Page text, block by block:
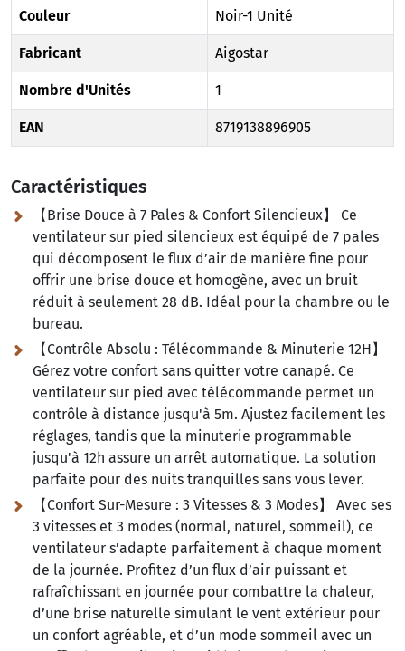
Couleur Noir-1 Unité
Fabricant Aigostar
Nombre d'Unités 1
EAN 8719138896905
Caractéristiques
【Brise Douce à 7 Pales & Confort Silencieux】 Ce
ventilateur sur pied silencieux est équipé de 7 pales
qui décomposent le flux d’air de manière fine pour
offrir une brise douce et homogène, avec un bruit
réduit à seulement 28 dB. Idéal pour la chambre ou le
bureau.
【Contrôle Absolu : Télécommande & Minuterie 12H】
Gérez votre confort sans quitter votre canapé. Ce
ventilateur sur pied avec télécommande permet un
contrôle à distance jusqu'à 5m. Ajustez facilement les
réglages, tandis que la minuterie programmable
jusqu'à 12h assure un arrêt automatique. La solution
parfaite pour des nuits tranquilles sans vous lever.
【Confort Sur-Mesure : 3 Vitesses & 3 Modes】 Avec ses
3 vitesses et 3 modes (normal, naturel, sommeil), ce
ventilateur s’adapte parfaitement à chaque moment
de la journée. Profitez d’un flux d’air puissant et
rafraîchissant en journée pour combattre la chaleur,
d’une brise naturelle simulant le vent extérieur pour
un confort agréable, et d’un mode sommeil avec un